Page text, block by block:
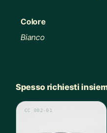
Colore
Bianco
Spesso richiesti
CC 002-01